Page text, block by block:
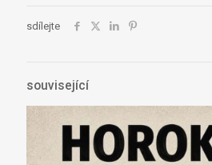
sdílejte
související